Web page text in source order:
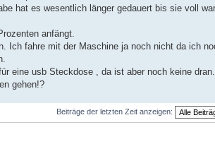
hat es wesentlich länger gedauert bis sie voll war.
anfängt.
Ich fahre mit der Maschine ja noch nicht da ich
eine usb Steckdose , da ist aber noch keine dran.
gehen!?
Beiträge der letzten Zeit anzeigen: